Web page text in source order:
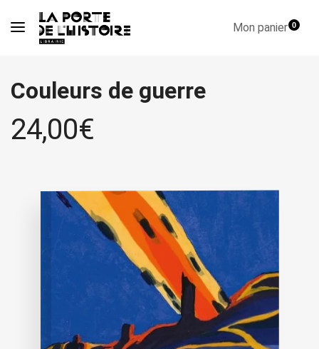
Mon panier0
Couleurs de guerre
24,00€